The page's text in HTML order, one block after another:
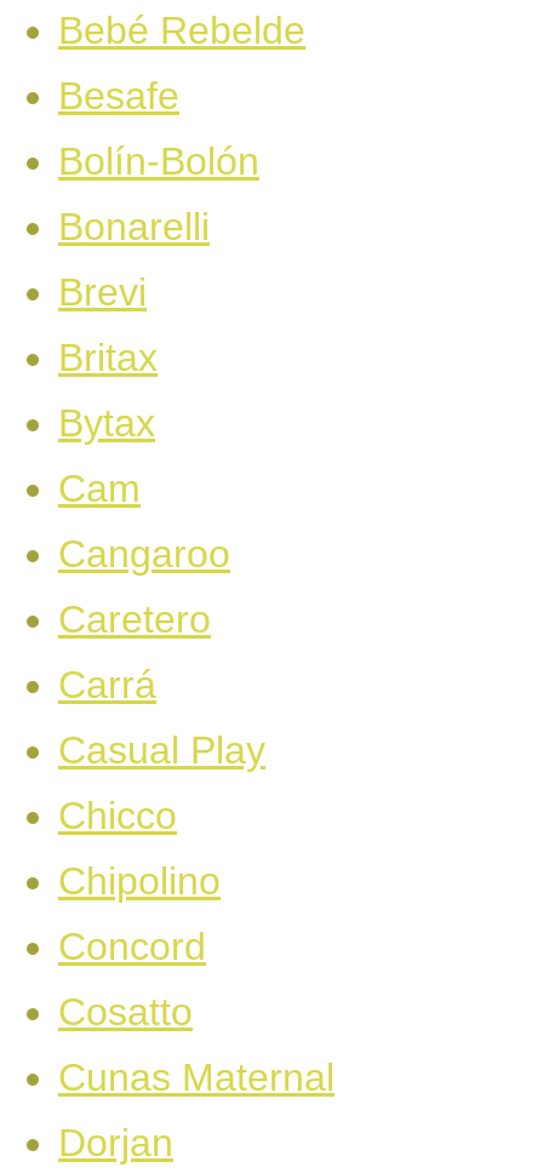
Bebé Rebelde
Besafe
Bolín-Bolón
Bonarelli
Brevi
Britax
Bytax
Cam
Cangaroo
Caretero
Carrá
Casual Play
Chicco
Chipolino
Concord
Cosatto
Cunas Maternal
Dorjan